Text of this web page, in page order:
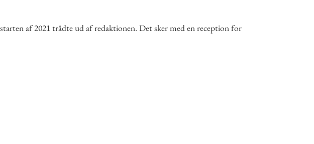
af 2021 trådte ud af redak­tio­nen. Det sker med en reception for